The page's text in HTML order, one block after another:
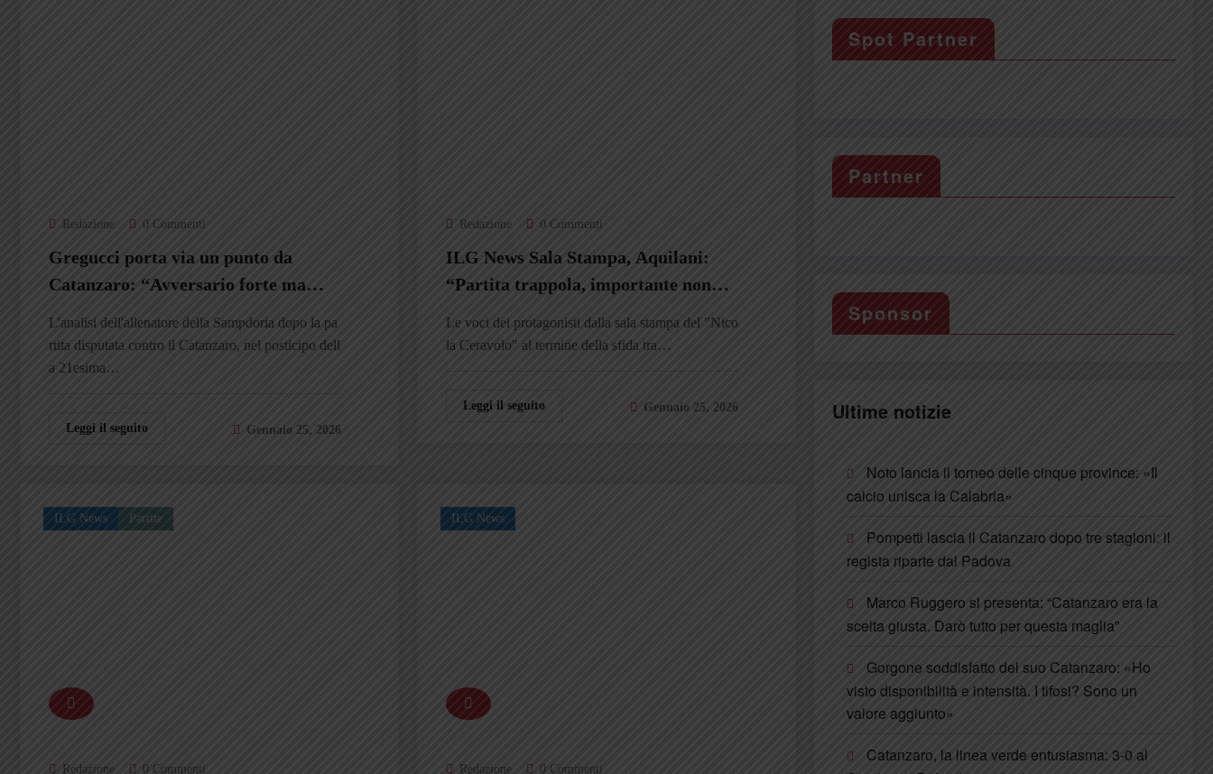
Redazione 0 Commenti
Gregucci porta via un punto da
Catanzaro: “Avversario forte ma
parate”
L'analisi dell'allenatore della Sampdoria dopo la pa
rtita disputata contro il Catanzaro, nel posticipo dell
a 21esima…
Leggi il seguito Gennaio 25, 2026
Redazione 0 Commenti
ILG News Sala Stampa, Aquilani:
“Partita trappola, importante non
garanzie”
Le voci dei protagonisti dalla sala stampa del "Nico
la Ceravolo" al termine della sfida tra…
Leggi il seguito Gennaio 25, 2026
ILG News Partite
Redazione 0 Commenti
ILG News
Redazione 0 Commenti
Spot Partner
Partner
Sponsor
Ultime notizie
Noto lancia il torneo delle cinque province: «Il
calcio unisca la Calabria»
Pompetti lascia il Catanzaro dopo tre stagioni: il
regista riparte dal Padova
Marco Ruggero si presenta: “Catanzaro era la
scelta giusta. Darò tutto per questa maglia”
Gorgone soddisfatto del suo Catanzaro: «Ho
visto disponibilità e intensità. I tifosi? Sono un
valore aggiunto»
Catanzaro, la linea verde entusiasma: 3-0 al